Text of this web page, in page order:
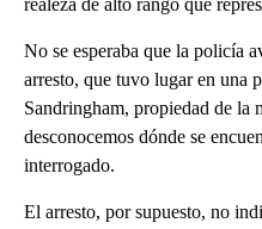
realeza de alto rango que
No se esperaba que la policía
arresto, que tuvo lugar en una
Sandringham, propiedad de la
desconocemos dónde se
interrogado.
El arresto, por supuesto, no